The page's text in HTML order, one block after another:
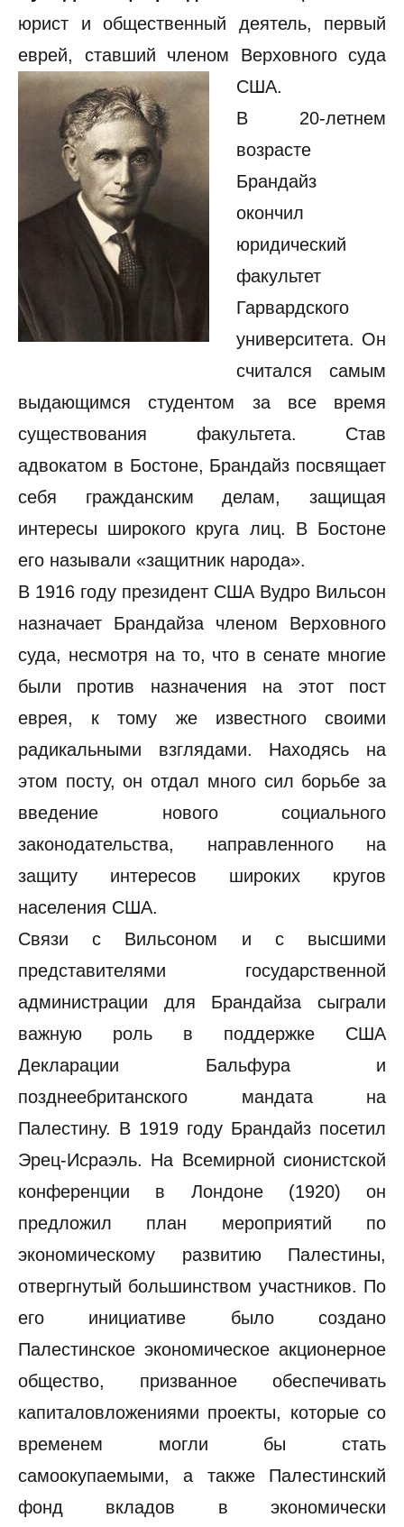
юрист и общественный деятель, первый
еврей, ставший членом Верховного суда
США.
В 20-летнем
возрасте
Брандайз
окончил
юридический
факультет
Гарвардского
университета. Он
считался самым
выдающимся студентом за все время
существования факультета. Став
адвокатом в Бостоне, Брандайз посвящает
себя гражданским делам, защищая
интересы широкого круга лиц. В Бостоне
его называли «защитник народа».
В 1916 году президент США Вудро Вильсон
назначает Брандайза членом Верховного
суда, несмотря на то, что в сенате многие
были против назначения на этот пост
еврея, к тому же известного своими
радикальными взглядами. Находясь на
этом посту, он отдал много сил борьбе за
введение нового социального
законодательства, направленного на
защиту интересов широких кругов
населения США.
Связи с Вильсоном и с высшими
представителями государственной
администрации для Брандайза сыграли
важную роль в поддержке США
Декларации Бальфура и
позднеебританского мандата на
Палестину. В 1919 году Брандайз посетил
Эрец-Исраэль. На Всемирной сионистской
конференции в Лондоне (1920) он
предложил план мероприятий по
экономическому развитию Палестины,
отвергнутый большинством участников. По
его инициативе было создано
Палестинское экономическое акционерное
общество, призванное обеспечивать
капиталовложениями проекты, которые со
временем могли бы стать
самоокупаемыми, а также Палестинский
фонд вкладов в экономически